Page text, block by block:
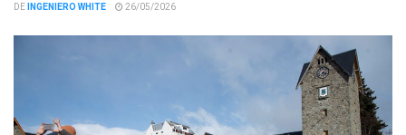
DEINGENIERO WHITE 26/05/2026